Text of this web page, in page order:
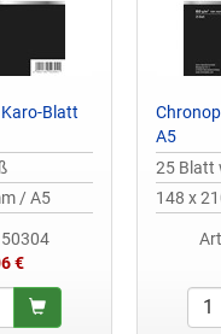
Blatt
/ A5
€
A5
25 Blatt
148 x